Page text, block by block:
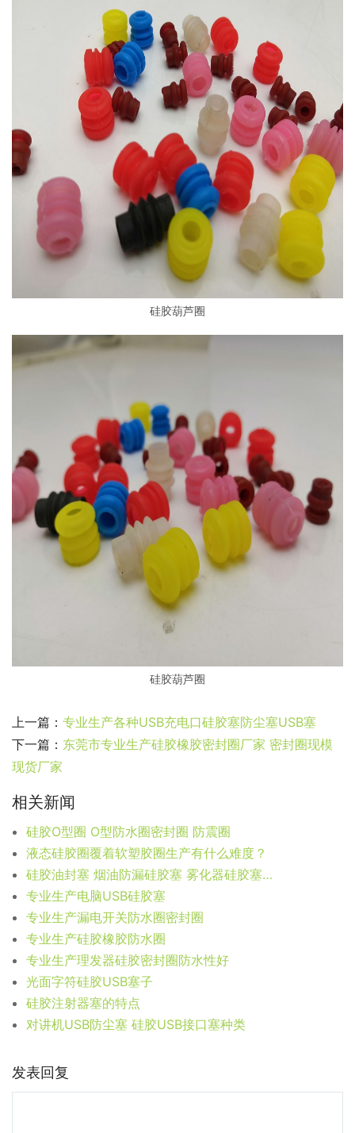
硅胶葫芦圈
硅胶葫芦圈
上一篇： 专业生产各种USB充电口硅胶塞防尘塞USB塞
下一篇： 东莞市专业生产硅胶橡胶密封圈厂家 密封圈现模
现货厂家
相关新闻
硅胶O型圈 O型防水圈密封圈 防震圈
液态硅胶圈覆着软塑胶圈生产有什么难度？
硅胶油封塞 烟油防漏硅胶塞 雾化器硅胶塞的制作！
专业生产电脑USB硅胶塞
专业生产漏电开关防水圈密封圈
专业生产硅胶橡胶防水圈
专业生产理发器硅胶密封圈防水性好
光面字符硅胶USB塞子
硅胶注射器塞的特点
对讲机USB防尘塞 硅胶USB接口塞种类
发表回复